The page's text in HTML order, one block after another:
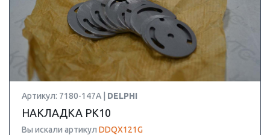
Артикул: 7180-147A | DELPHI
НАКЛАДКА PK10
Вы искали артикул DDQX121G